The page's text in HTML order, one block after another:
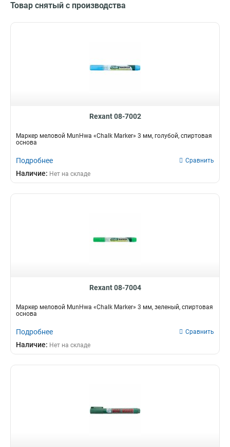
Товар снятый с производства
Rexant 08-7002
Маркер меловой MunHwa «Chalk Marker» 3 мм, голубой, спиртовая
основа
Подробнее Сравнить
Наличие: Нет на складе
Rexant 08-7004
Маркер меловой MunHwa «Chalk Marker» 3 мм, зеленый, спиртовая
основа
Подробнее Сравнить
Наличие: Нет на складе